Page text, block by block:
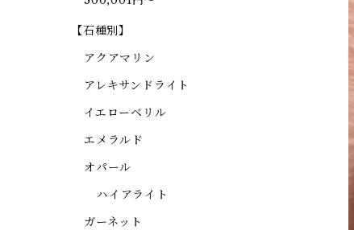
【石種別】
アクアマリン
アレキサンドライト
イエローベリル
エメラルド
オパール
ハイアライト
ガーネット